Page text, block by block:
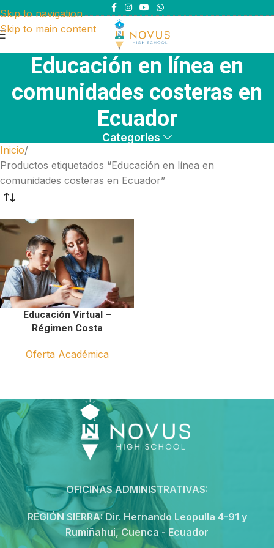
Skip to navigation
Skip to main content
Educación en línea en
comunidades costeras en
Ecuador
Categories
Inicio
Productos etiquetados “Educación en línea en
comunidades costeras en Ecuador”
Educación Virtual –
Régimen Costa
Oferta Académica
OFICINAS ADMINISTRATIVAS:
REGIÓN SIERRA:Dir. Hernando Leopulla 4-91 y
Rumiñahui, Cuenca - Ecuador